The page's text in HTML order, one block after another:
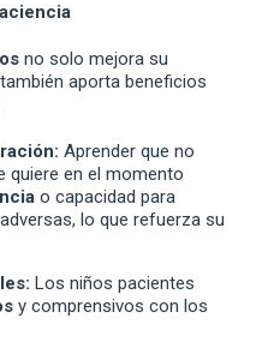
no solo mejora su
aporta beneficios
Aprender que no
quiere en el momento
o capacidad para
lo que refuerza su
Los niños pacientes
y comprensivos con los